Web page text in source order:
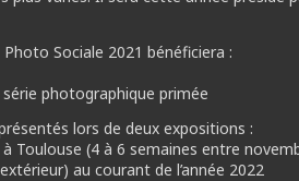
Sociale 2021 bénéficiera :
série photographique primée
lors de deux expositions :
à Toulouse (4 à 6 semaines entre
au courant de l’année 2022